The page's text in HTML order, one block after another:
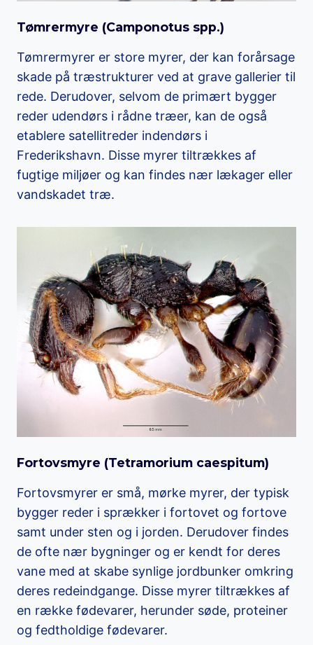
Tømrermyre (Camponotus spp.)
Tømrermyrer er store myrer, der kan forårsage
skade på træstrukturer ved at grave gallerier til
rede. Derudover, selvom de primært bygger
reder udendørs i rådne træer, kan de også
etablere satellitreder indendørs i
Frederikshavn. Disse myrer tiltrækkes af
fugtige miljøer og kan findes nær lækager eller
vandskadet træ.
Fortovsmyre (Tetramorium caespitum)
Fortovsmyrer er små, mørke myrer, der typisk
bygger reder i sprækker i fortovet og fortove
samt under sten og i jorden. Derudover findes
de ofte nær bygninger og er kendt for deres
vane med at skabe synlige jordbunker omkring
deres redeindgange. Disse myrer tiltrækkes af
en række fødevarer, herunder søde, proteiner
og fedtholdige fødevarer.